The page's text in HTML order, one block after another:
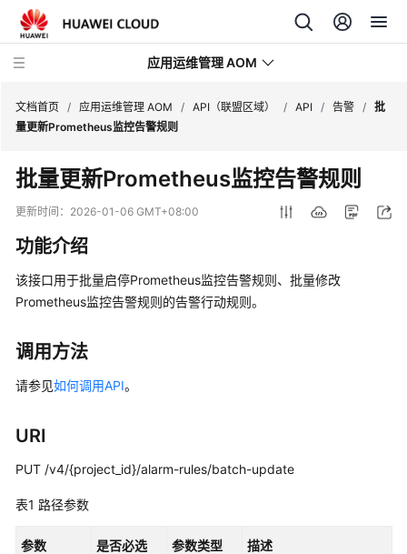
应用运维管理 AOM
最
新
动
品
介
费
明
快
入
文档首页 / 应用运维管理 AOM / API（联盟区域） / API / 告警 / 批
量更新Prometheus监控告警规则
批量更新Prometheus监控告警规则
更新时间： 2026-01-06 GMT+08:00
功能介绍
该接口用于批量启停Prometheus监控告警规则、批量修改
Prometheus监控告警规则的告警行动规则。
调用方法
请参见如何调用API。
URI
PUT /v4/{project_id}/alarm-rules/batch-update
表1 路径参数
参数 是否必选 参数类型 描述